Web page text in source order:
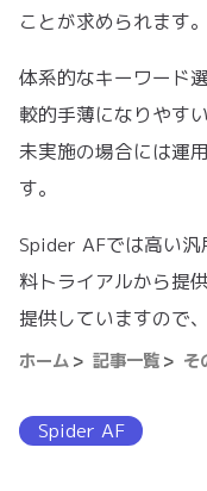
ことが求められます。
体系的なキーワード
較的手薄になりやす
未実施の場合には運
す。
Spider AFでは高い
料トライアルから提
提供していますので
ホーム 記事一覧 そ
Spider AF